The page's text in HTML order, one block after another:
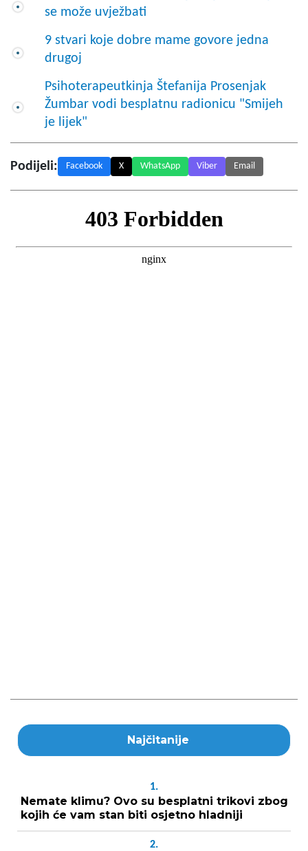
se može uvježbati
9 stvari koje dobre mame govore jedna
drugoj
Psihoterapeutkinja Štefanija Prosenjak
Žumbar vodi besplatnu radionicu "Smijeh
je lijek"
Podijeli: Facebook X WhatsApp Viber Email
Najčitanije
1.
Nemate klimu? Ovo su besplatni trikovi zbog
kojih će vam stan biti osjetno hladniji
2.